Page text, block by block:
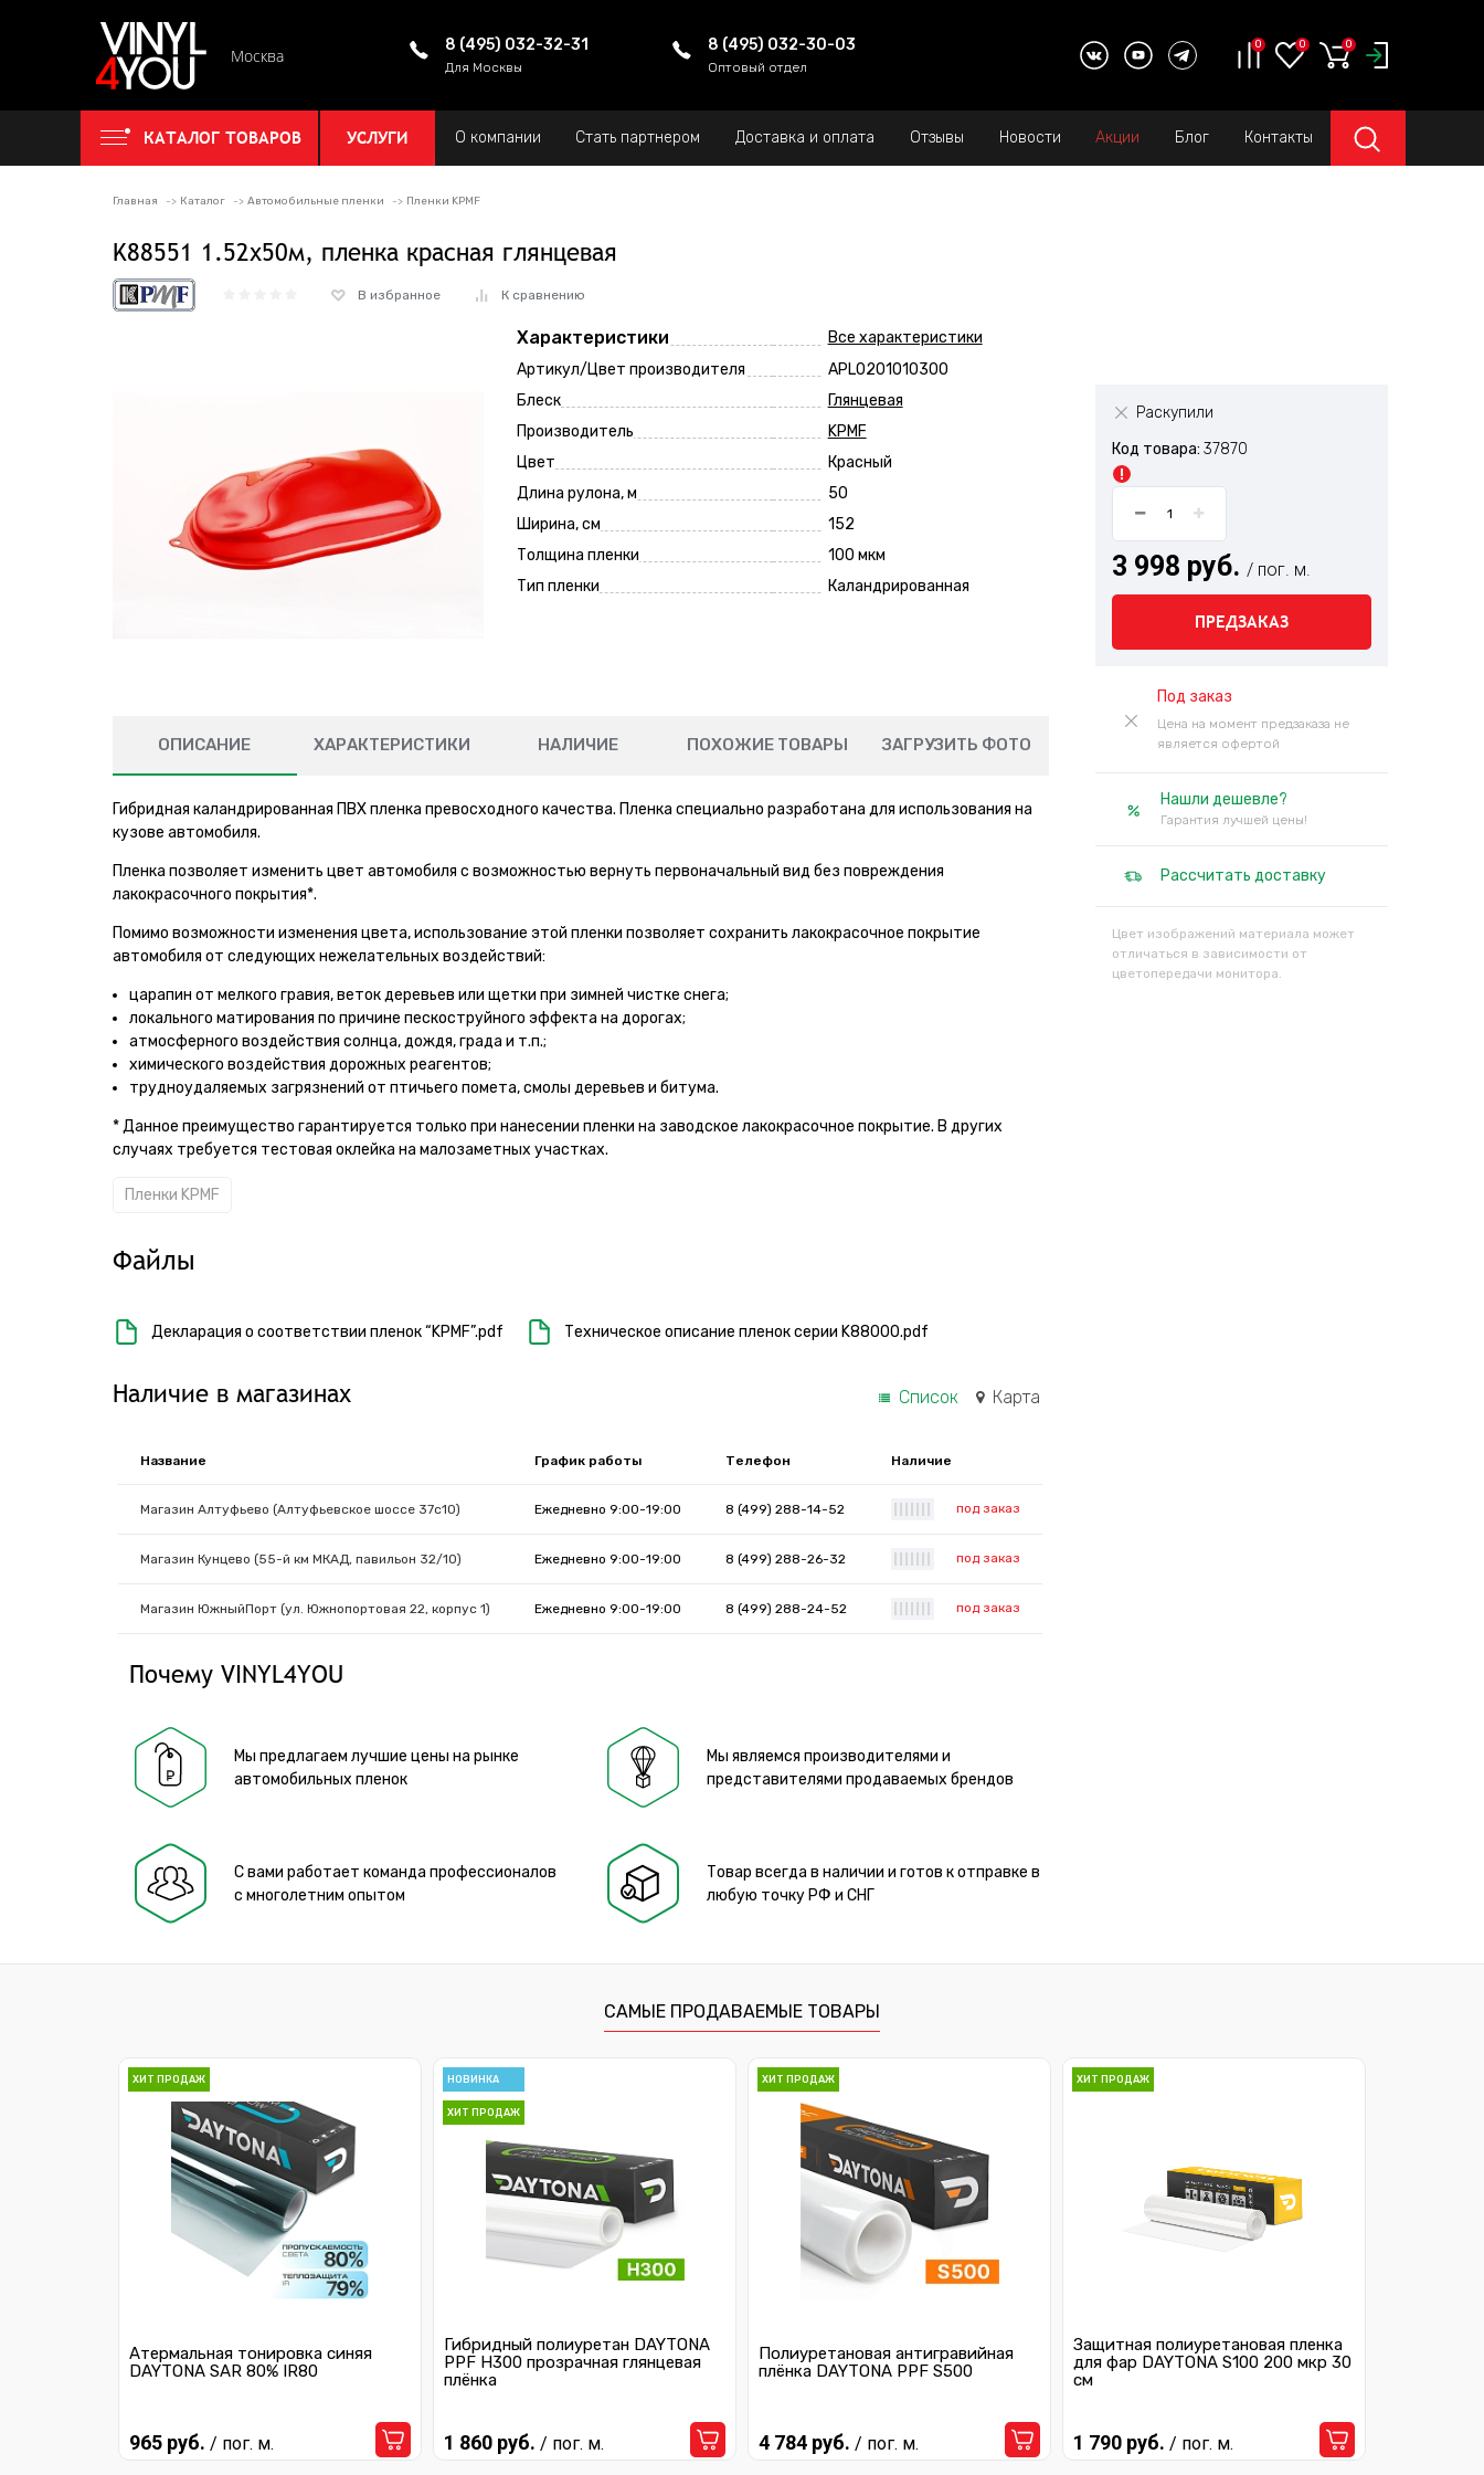
Москва
8 (495) 032-32-31
Для Москвы
8 (495) 032-30-03
Оптовый отдел
0 0 0
КАТАЛОГ ТОВАРОВ УСЛУГИ О компании Стать партнером Доставка и оплата Отзывы Новости Акции Блог Контакты
Главная Каталог Автомобильные пленки Пленки KPMF
K88551 1.52х50м, пленка красная глянцевая
В избранное К сравнению
Характеристики
Все характеристики
Артикул/Цвет производителя
APL0201010300
Блеск
Глянцевая
Производитель
KPMF
Цвет
Красный
Длина рулона, м
50
Ширина, см
152
Толщина пленки
100 мкм
Тип пленки
Каландрированная
Раскупили
Код товара: 37870
3 998 руб. / пог. м.
ПРЕДЗАКАЗ
Под заказ
Цена на момент предзаказа не
является офертой
Нашли дешевле?
Гарантия лучшей цены!
Рассчитать доставку
Цвет изображений материала может
отличаться в зависимости от
цветопередачи монитора.
ОПИСАНИЕ ХАРАКТЕРИСТИКИ НАЛИЧИЕ ПОХОЖИЕ ТОВАРЫ ЗАГРУЗИТЬ ФОТО
Гибридная каландрированная ПВХ пленка превосходного качества. Пленка специально разработана для использования на
кузове автомобиля.
Пленка позволяет изменить цвет автомобиля с возможностью вернуть первоначальный вид без повреждения
лакокрасочного покрытия*.
Помимо возможности изменения цвета, использование этой пленки позволяет сохранить лакокрасочное покрытие
автомобиля от следующих нежелательных воздействий:
царапин от мелкого гравия, веток деревьев или щетки при зимней чистке снега;
локального матирования по причине пескоструйного эффекта на дорогах;
атмосферного воздействия солнца, дождя, града и т.п.;
химического воздействия дорожных реагентов;
трудноудаляемых загрязнений от птичьего помета, смолы деревьев и битума.
* Данное преимущество гарантируется только при нанесении пленки на заводское лакокрасочное покрытие. В других
случаях требуется тестовая оклейка на малозаметных участках.
Пленки KPMF
Файлы
Декларация о соответствии пленок “KPMF”.pdf Техническое описание пленок серии K88000.pdf
Наличие в магазинах Список Карта
Название График работы Телефон Наличие
Магазин Алтуфьево (Алтуфьевское шоссе 37с10) Ежедневно 9:00-19:00 8 (499) 288-14-52 под заказ
Магазин Кунцево (55-й км МКАД, павильон 32/10) Ежедневно 9:00-19:00 8 (499) 288-26-32 под заказ
Магазин ЮжныйПорт (ул. Южнопортовая 22, корпус 1) Ежедневно 9:00-19:00 8 (499) 288-24-52 под заказ
Почему VINYL4YOU
Мы предлагаем лучшие цены на рынке
автомобильных пленок
Мы являемся производителями и
представителями продаваемых брендов
С вами работает команда профессионалов
с многолетним опытом
Товар всегда в наличии и готов к отправке в
любую точку РФ и СНГ
САМЫЕ ПРОДАВАЕМЫЕ ТОВАРЫ
ХИТ ПРОДАЖ
Атермальная тонировка синяя
DAYTONA SAR 80% IR80
965 руб. / пог. м.
НОВИНКА
ХИТ ПРОДАЖ
Гибридный полиуретан DAYTONA
PPF H300 прозрачная глянцевая
плёнка
1 860 руб. / пог. м.
ХИТ ПРОДАЖ
Полиуретановая антигравийная
плёнка DAYTONA PPF S500
4 784 руб. / пог. м.
ХИТ ПРОДАЖ
Защитная полиуретановая пленка
для фар DAYTONA S100 200 мкр 30
см
1 790 руб. / пог. м.